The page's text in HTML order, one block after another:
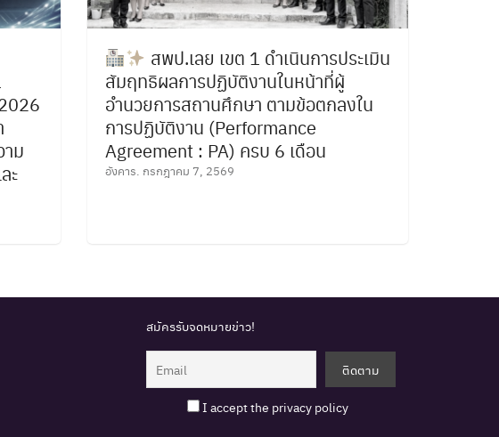
ม
ะ
สพป.เลย เขต 1 ดำเนินการประเมิน
สัมฤทธิผลการปฏิบัติงานในหน้าที่ผู้
อำนวยการสถานศึกษา ตามข้อตกลงใน
การปฏิบัติงาน (Performance
Agreement : PA) ครบ 6 เดือน
อังคาร. กรกฎาคม 7, 2569
สมัครรับจดหมายข่าว!
I accept the privacy policy